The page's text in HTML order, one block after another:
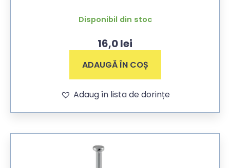
Disponibil din stoc
16,0lei
ADAUGĂ ÎN COȘ
Adaug în lista de dorințe